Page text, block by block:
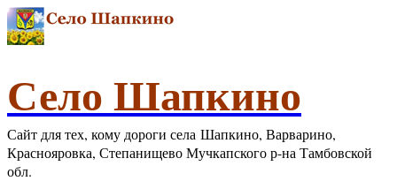
Село Шапкино
Сайт для тех, кому дороги села Шапкино, Варварино,
Краснояровка, Степанищево Мучкапского р-на Тамбовской
обл.